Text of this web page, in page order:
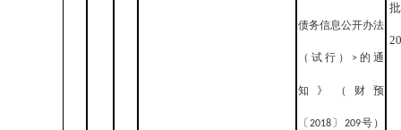
债务信息公开办法
（试行） > 的通
知》（财预
〔2018 〕 209号）